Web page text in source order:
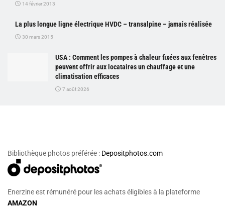
14 février 2013
La plus longue ligne électrique HVDC – transalpine – jamais réalisée
30 mars 2015
USA : Comment les pompes à chaleur fixées aux fenêtres
peuvent offrir aux locataires un chauffage et une
climatisation efficaces
7 août 2026
Bibliothèque photos préférée : Depositphotos.com
Enerzine est rémunéré pour les achats éligibles à la plateforme
AMAZON